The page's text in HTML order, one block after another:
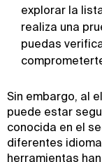
explorar la
realiza una
puedas
Sin embargo, al
puede estar
conocida en el
diferentes
herramientas